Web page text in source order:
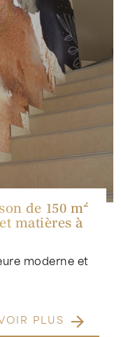
de 150 m²
matières à
moderne et
PLUS